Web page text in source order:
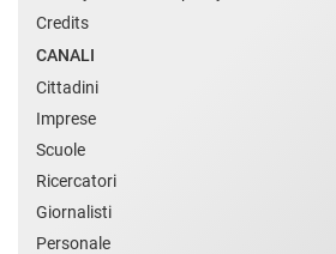
Credits
CANALI
Cittadini
Imprese
Scuole
Ricercatori
Giornalisti
Personale